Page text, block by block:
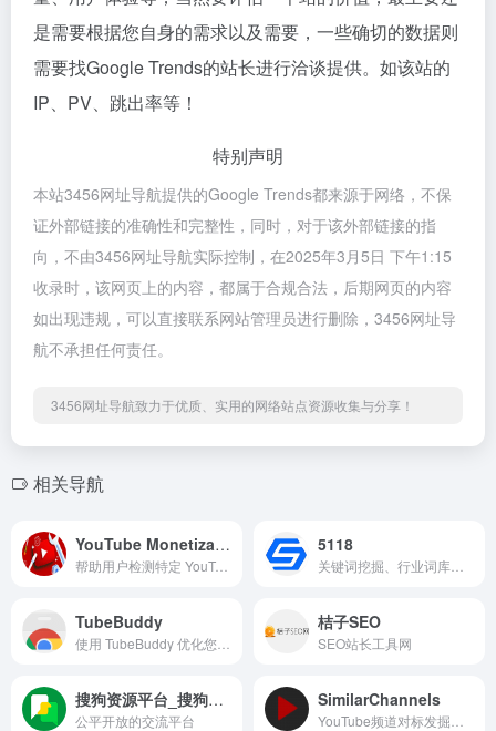
是需要根据您自身的需求以及需要，一些确切的数据则
需要找Google Trends的站长进行洽谈提供。如该站的
IP、PV、跳出率等！
特别声明
本站3456网址导航提供的Google Trends都来源于网络，不保
证外部链接的准确性和完整性，同时，对于该外部链接的指
向，不由3456网址导航实际控制，在2025年3月5日 下午1:15
收录时，该网页上的内容，都属于合规合法，后期网页的内容
如出现违规，可以直接联系网站管理员进行删除，3456网址导
航不承担任何责任。
3456网址导航致力于优质、实用的网络站点资源收集与分享！
相关导航
YouTube Monetization
帮助用户检测特定 YouTube 频道或视频是否已启用货币化功能
5118
TubeBuddy 桔子SEO
SEO站长工具网
搜狗资源平台_搜狗站长平台
公平开放的交流平台
SimilarChannels